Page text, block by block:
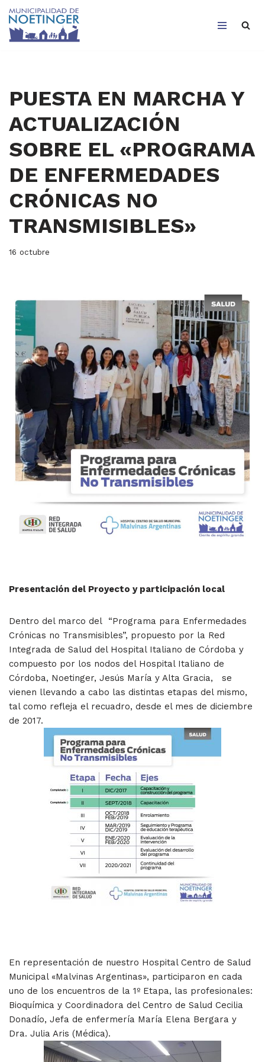
Saltar
PUESTA EN MARCHA Y
ACTUALIZACIÓN
SOBRE EL «PROGRAMA
DE ENFERMEDADES
CRÓNICAS NO
TRANSMISIBLES»
16 octubre
Presentación del Proyecto y participación local
Dentro del marco del “Programa para Enfermedades
Crónicas no Transmisibles”, propuesto por la Red
Integrada de Salud del Hospital Italiano de Córdoba y
compuesto por los nodos del Hospital Italiano de
Córdoba, Noetinger, Jesús María y Alta Gracia, se
vienen llevando a cabo las distintas etapas del mismo,
tal como refleja el recuadro, desde el mes de diciembre
de 2017.
En representación de nuestro Hospital Centro de Salud
Municipal «Malvinas Argentinas», participaron en cada
uno de los encuentros de la 1º Etapa, las profesionales:
Bioquímica y Coordinadora del Centro de Salud Cecilia
Donadío, Jefa de enfermería María Elena Bergara y
Dra. Julia Aris (Médica).